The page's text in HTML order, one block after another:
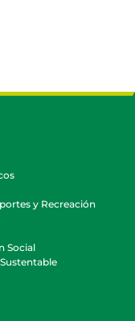
y Recreación
Social